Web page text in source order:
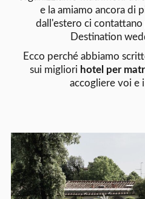
e la amiamo ancora di
dall'estero ci
Destination
Ecco perché abbiamo
sui migliori hotel per
accogliere voi e